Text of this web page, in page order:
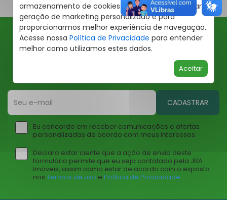
armazenamento de cookies em seu dispositivo para
geração de marketing personalizado e para
proporcionarmos melhor experiência de navegação.
Acesse nossa Política de Privacidade para entender
melhor como utilizamos estes dados.
Aceitar
Ofertas JBA
Insira seu email abaixo para receber ofertas da JBA
CADASTRAR
Eu concordo em receber comunicações e ofertas
personalizadas de acordo com meus interesses.
Declaro estar ciente que a ação de envio deste
formulário permite que eu seja contatado pela JBA
Imóveis, assim como estar de acordo com o exposto
nos Termos de uso e Política de Privacidade.